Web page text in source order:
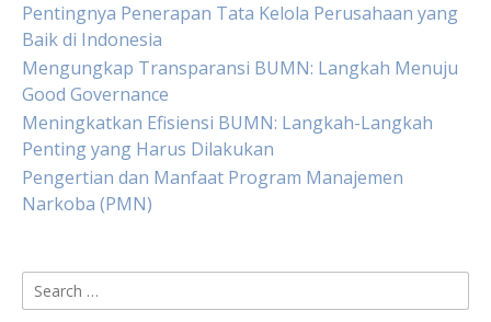
Pentingnya Penerapan Tata Kelola Perusahaan yang
Baik di Indonesia
Mengungkap Transparansi BUMN: Langkah Menuju
Good Governance
Meningkatkan Efisiensi BUMN: Langkah-Langkah
Penting yang Harus Dilakukan
Pengertian dan Manfaat Program Manajemen
Narkoba (PMN)
Search
for: